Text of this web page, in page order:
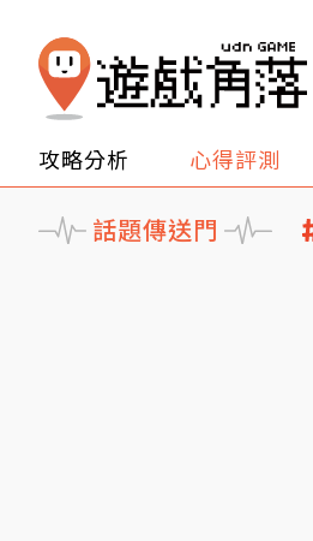
攻略分析 心得評測
話題傳送門